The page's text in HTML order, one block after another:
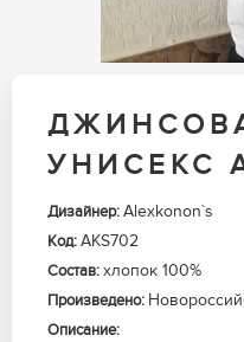
УНИСЕКС
Дизайнер:Alexkonon`s
Код:AKS702
Состав:хлопок 100%
Произведено:
Описание: